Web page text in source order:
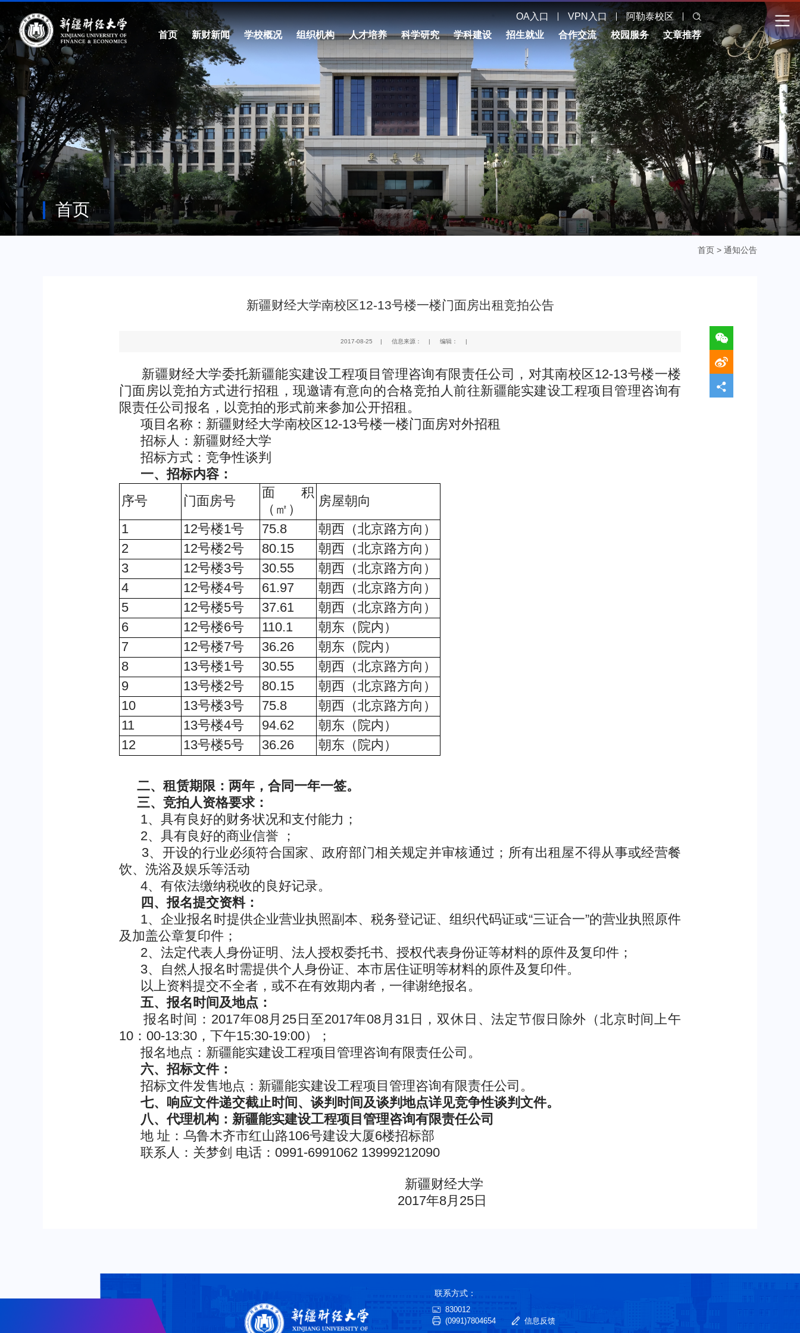
OA入口 VPN入口
阿勒泰校区
首页
新财新闻 学校概况 组织机构 人才培养 科学研究 学科建设 招生就业 合作交流 校园服务 文章推荐
首页
首页 > 通知公告
新疆财经大学南校区12-13号楼一楼门面房出租竞拍公告
2017-08-25 | 信息来源： | 编辑： |
新疆财经大学委托新疆能实建设工程项目管理咨询有限责任公司，对其南校区12-13号楼一楼
门面房以竞拍方式进行招租，现邀请有意向的合格竞拍人前往新疆能实建设工程项目管理咨询有
限责任公司报名，以竞拍的形式前来参加公开招租。
项目名称：新疆财经大学南校区12-13号楼一楼门面房对外招租
招标人：新疆财经大学
招标方式：竞争性谈判
一、招标内容：
序号
门面房号
面积
（㎡）
房屋朝向
1
12号楼1号 75.8
朝西（北京路方向）
2
12号楼2号 80.15
朝西（北京路方向）
3
12号楼3号 30.55
朝西（北京路方向）
4
12号楼4号 61.97
朝西（北京路方向）
5
12号楼5号 37.61
朝西（北京路方向）
6
12号楼6号 110.1
朝东（院内）
7
12号楼7号 36.26
朝东（院内）
8
13号楼1号 30.55
朝西（北京路方向）
9
13号楼2号 80.15
朝西（北京路方向）
10
13号楼3号 75.8
朝西（北京路方向）
11
13号楼4号 94.62
朝东（院内）
12
13号楼5号 36.26 朝东（院内）
二、租赁期限：两年，合同一年一签。
三、竞拍人资格要求：
1、具有良好的财务状况和支付能力；
2、具有良好的商业信誉 ；
3、开设的行业必须符合国家、政府部门相关规定并审核通过；所有出租屋不得从事或经营餐
饮、洗浴及娱乐等活动
4、有依法缴纳税收的良好记录。
四、报名提交资料：
1、企业报名时提供企业营业执照副本、税务登记证、组织代码证或“三证合一”的营业执照原件
及加盖公章复印件；
2、法定代表人身份证明、法人授权委托书、授权代表身份证等材料的原件及复印件；
3、自然人报名时需提供个人身份证、本市居住证明等材料的原件及复印件。
以上资料提交不全者，或不在有效期内者，一律谢绝报名。
五、报名时间及地点：
报名时间：2017年08月25日至2017年08月31日，双休日、法定节假日除外（北京时间上午
10：00-13:30，下午15:30-19:00）；
报名地点：新疆能实建设工程项目管理咨询有限责任公司。
六、招标文件：
招标文件发售地点：新疆能实建设工程项目管理咨询有限责任公司。
七、响应文件递交截止时间、谈判时间及谈判地点详见竞争性谈判文件。
八、代理机构：新疆能实建设工程项目管理咨询有限责任公司
地 址：乌鲁木齐市红山路106号建设大厦6楼招标部
联系人：关梦剑 电话：0991-6991062 13999212090
新疆财经大学
2017年8月25日
联系方式：
830012
(0991)7804654
信息反馈